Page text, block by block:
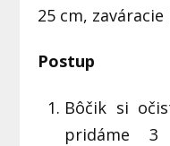
25 cm,
Postup
Bôčik si
pridáme